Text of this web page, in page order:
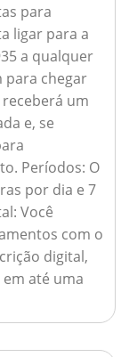
para
ligar para a
a qualquer
para chegar
um
e, se
Períodos: O
por dia e 7
Você
com o
digital,
em até uma